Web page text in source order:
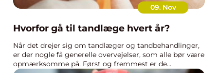
09. Nov
Hvorfor gå til tandlæge hvert år?
Når det drejer sig om tandlæger og tandbehandlinger,
er der nogle få generelle overvejelser, som alle bør være
opmærksomme på. Først og fremmest er de...